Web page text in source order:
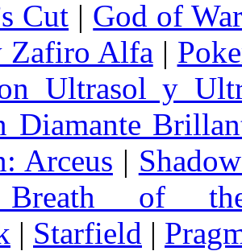
Cut | God of
Zafiro Alfa |
Ultrasol y
Diamante
Arceus |
of
| Starfield |